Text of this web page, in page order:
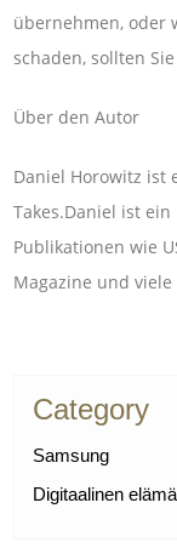
übernehmen, oder
schaden, sollten
Über den Autor
Daniel Horowitz ist
Takes.Daniel ist
Publikationen wie
Magazine und
Category
Samsung
Digitaalinen elämä